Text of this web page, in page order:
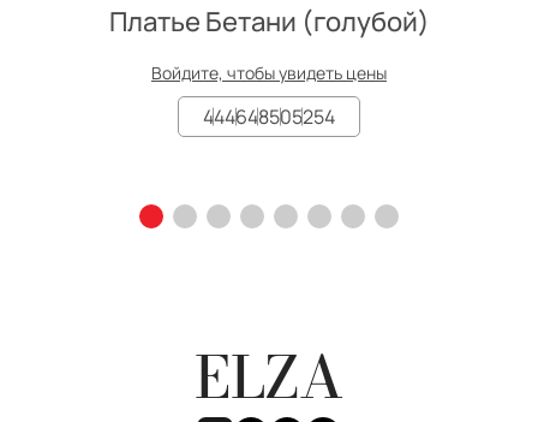
Платье Бетани (голубой)
Войдите, чтобы увидеть цены
444648505254
ELZA